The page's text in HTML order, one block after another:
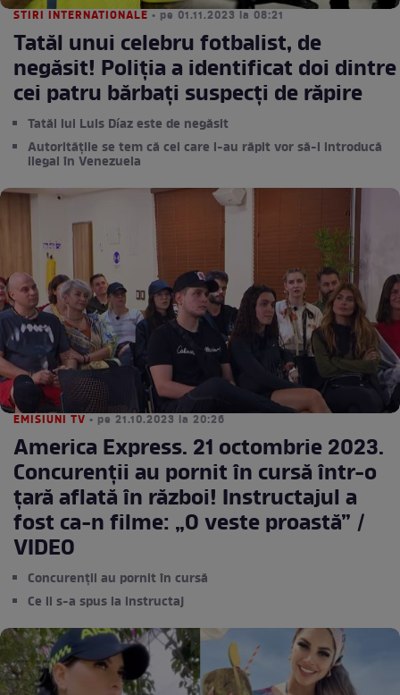
STIRI INTERNATIONALE • pe 01.11.2023 la 08:21
Tatăl unui celebru fotbalist, de
negăsit! Poliţia a identificat doi dintre
cei patru bărbaţi suspecți de răpire
Tatăl lui Luis Díaz este de negăsit
Autoritățile se tem că cei care l-au răpit vor să-l introducă
ilegal în Venezuela
EMISIUNI TV • pe 21.10.2023 la 20:26
America Express. 21 octombrie 2023.
Concurenții au pornit în cursă într-o
țară aflată în război! Instructajul a
fost ca-n filme: „O veste proastă” /
VIDEO
Concurenții au pornit în cursă
Ce li s-a spus la instructaj